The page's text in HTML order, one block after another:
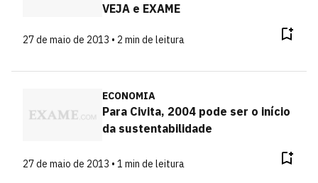
VEJA e EXAME
27 de maio de 2013 • 2 min de leitura
ECONOMIA
Para Civita, 2004 pode ser o início
da sustentabilidade
27 de maio de 2013 • 1 min de leitura